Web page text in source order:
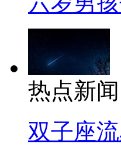
热点新闻
双子座